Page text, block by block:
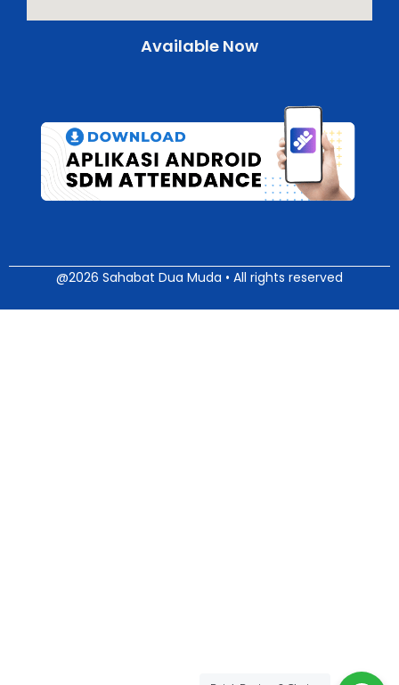
Available Now
@2026 Sahabat Dua Muda • All rights reserved